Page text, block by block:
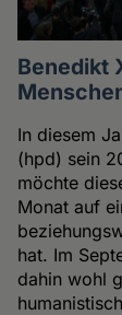
Benedikt
In diesem
(hpd) sein
möchte
Monat auf
hat. Im
dahin wohl